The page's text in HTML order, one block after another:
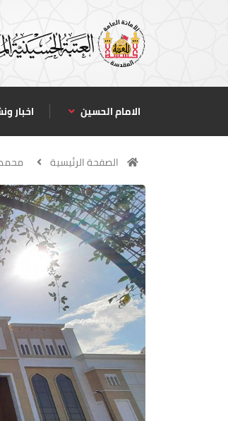
الامام الحسين اخبار
الصفحة الرئيسية